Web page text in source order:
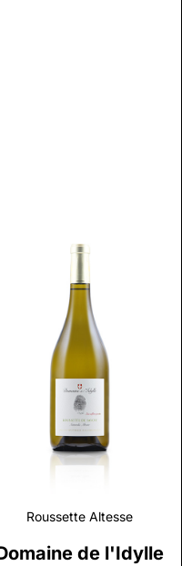
Roussette Altesse
de l'Idylle
Discover